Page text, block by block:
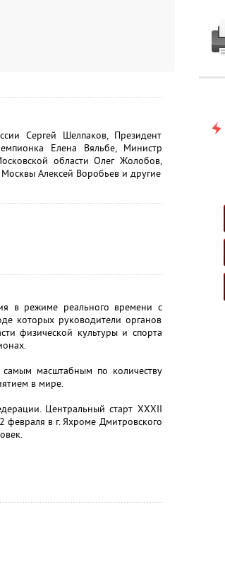
Сергей Шелпаков, Президент
Елена Вяльбе, Министр
области Олег Жолобов,
Алексей Воробьев и другие
в режиме реального времени с
которых руководители органов
физической культуры и спорта
самым масштабным по количеству
в мире.
Центральный старт XXXII
февраля в г. Яхроме Дмитровского